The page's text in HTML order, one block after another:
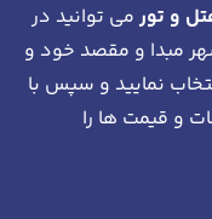
و تورمی توانید در
مبدا و مقصد خود و
نمایید و سپس با
و قیمت ها را